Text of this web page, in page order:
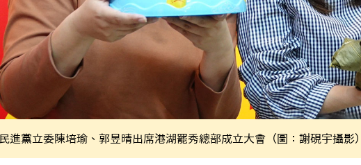
民進黨立委陳培瑜、郭昱晴出席港湖罷秀總部成立大會（圖：謝硯宇攝影）